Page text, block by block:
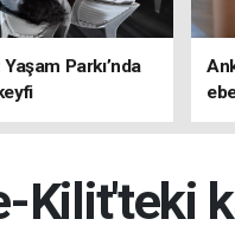
Parkı’nda
Kilit'teki